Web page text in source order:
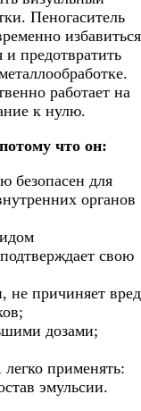
Пеногаситель
избавиться
предотвратить
работает на
к нулю.
что он:
безопасен для
органов
свою
не причиняет вред
дозами;
легко применять:
эмульсии.